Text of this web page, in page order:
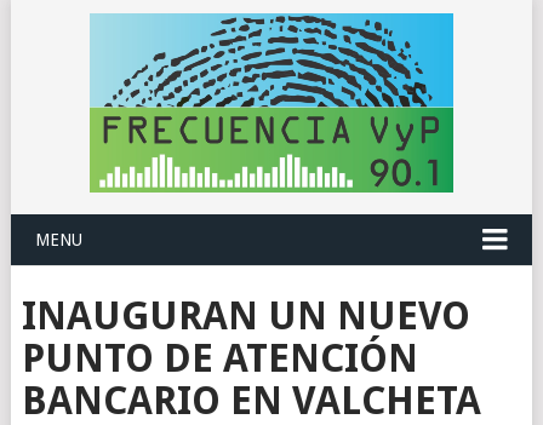
MENU
INAUGURAN UN NUEVO
PUNTO DE ATENCIÓN
BANCARIO EN VALCHETA